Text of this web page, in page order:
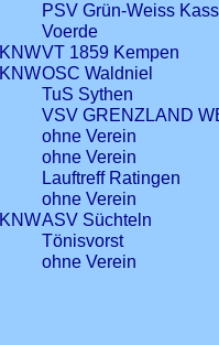
PSV Grün-Weiss
Voerde
KNWVT 1859 Kempen
KNWOSC Waldniel
TuS Sythen
VSV GRENZLAND
ohne Verein
ohne Verein
Lauftreff Ratingen
ohne Verein
KNWASV Süchteln
Tönisvorst
ohne Verein